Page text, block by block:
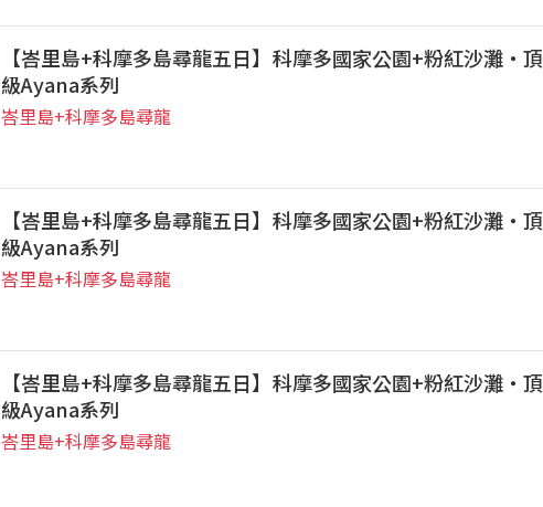
【峇里島+科摩多島尋龍五日】科摩多國家公園+粉紅沙灘‧頂
級Ayana系列
峇里島+科摩多島尋龍
【峇里島+科摩多島尋龍五日】科摩多國家公園+粉紅沙灘‧頂
級Ayana系列
峇里島+科摩多島尋龍
【峇里島+科摩多島尋龍五日】科摩多國家公園+粉紅沙灘‧頂
級Ayana系列
峇里島+科摩多島尋龍